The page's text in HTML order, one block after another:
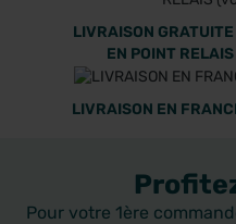
LIVRAISON
EN POINT RELAIS
LIVRAISON EN
Pour votre 1ère